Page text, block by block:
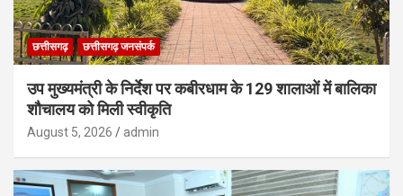
छत्तीसगढ़ छत्तीसगढ़ जनसंपर्क
उप मुख्यमंत्री के निर्देश पर कबीरधाम के 129 शालाओं में बालिका
शौचालय को मिली स्वीकृति
August 5, 2026 admin